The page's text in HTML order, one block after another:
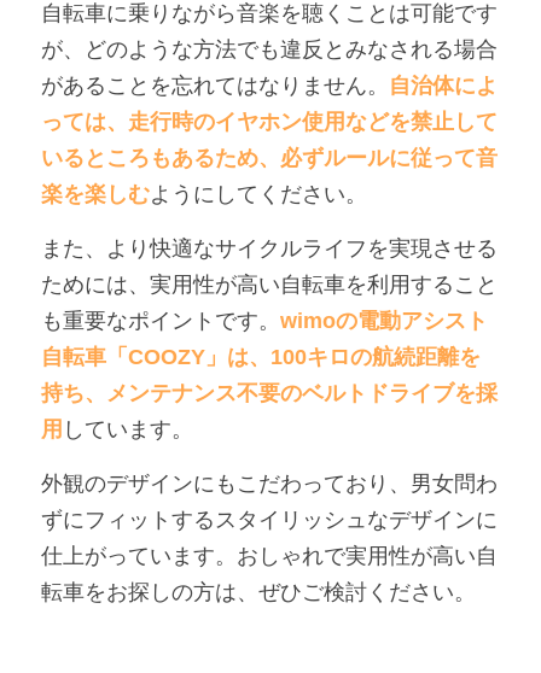
自転車に乗りながら音楽を聴くことは可能です
が、どのような方法でも違反とみなされる場合
があることを忘れてはなりません。 自治体によ
っては、走行時のイヤホン使用などを禁止して
いるところもあるため、必ずルールに従って音
楽を楽しむようにしてください。
また、より快適なサイクルライフを実現させる
ためには、実用性が高い自転車を利用すること
も重要なポイントです。 wimoの電動アシスト
自転車「COOZY」は、100キロの航続距離を
持ち、メンテナンス不要のベルトドライブを採
用 しています。
外観のデザインにもこだわっており、男女問わ
ずにフィットするスタイリッシュなデザインに
仕上がっています。おしゃれで実用性が高い自
転車をお探しの方は、ぜひご検討ください。